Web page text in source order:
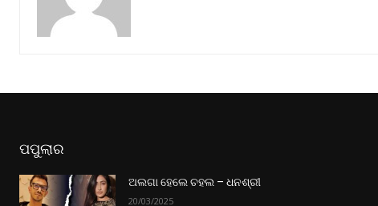
ପପୁଲାର
ଅଲଗା ହେଲେ ଚହଲ – ଧନଶ୍ରୀ
20/03/2025